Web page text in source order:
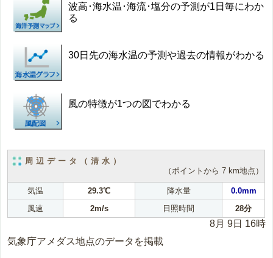
波高･海水温･海流･塩分の予測が1日毎にわか
る
30日先の海水温の予測や過去の情報がわかる
風の特徴が1つの図でわかる
周辺データ（清水）
（ポイントから 7 km地点）
気温 29.3℃ 降水量
0.0mm
風速
2m/s 日照時間 28分
8月 9日 16時
気象庁アメダス地点のデータを掲載